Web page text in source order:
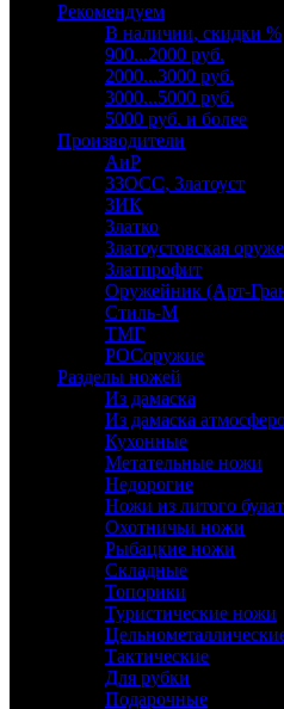
Рекомендуем
В наличии, скидки %
900...2000 руб.
2000...3000 руб.
3000...5000 руб.
5000 руб. и более
Производители
АиР
ЗЗОСС, Златоуст
ЗИК
Златко
Златоустовская
Златпрофит
Оружейник (Арт-
Стиль-М
ТМГ
РОСоружие
Разделы ножей
Из дамаска
Из дамаска
Кухонные
Метательные ножи
Недорогие
Ножи из литого
Охотничьи ножи
Рыбацкие ножи
Складные
Топорики
Туристические ножи
Тактические
Для рубки
Подарочные